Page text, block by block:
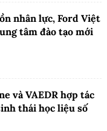
nhân lực, Ford Việt
tâm đào tạo mới
và VAEDR hợp tác
thái học liệu số